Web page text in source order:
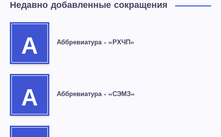
Недавно добавленные сокращения
А Аббревиатура – «РХЧП»
А Аббревиатура – «СЭМЗ»